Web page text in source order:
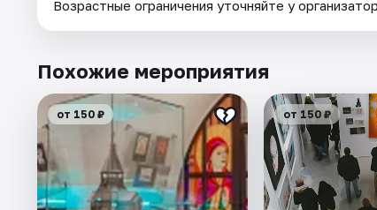
Возрастные ограничения уточняйте у
Похожие мероприятия
от 150 ₽ от 150 ₽